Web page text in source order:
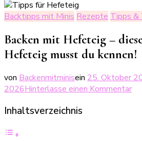
Backtipps mit Minis Rezepte Tipps &
Backen mit Hefeteig –
Hefeteig musst du kennen!
von Backenmitminisein 25. Oktober
2026Hinterlasse einen Kommentarzu
Inhaltsverzeichnis